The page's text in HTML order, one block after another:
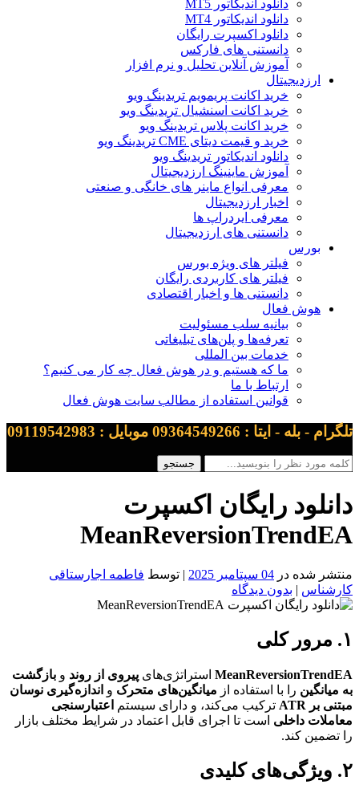
دانلود اندیکاتور MT5
دانلود اندیکاتور MT4
دانلود اکسپرت رایگان
دانستنی های فارکس
آموزش آنلاین تحلیل و نرم افزار
ارزدیجیتال
خرید اکانت پریمویم تریدینگ ویو
خرید اکانت اسنشیال تریدینگ ویو
خرید اکانت پلاس تریدینگ ویو
خرید و قیمت دیتای CME تریدینگ ویو
دانلود اندیکاتور تریدینگ ویو
آموزش ماینینگ ارزدیجیتال
معرفی انواع ماینر های خانگی و صنعتی
اخبار ارزدیجیتال
معرفی ایردراپ ها
دانستنی های ارزدیجیتال
بورس
فیلتر های ویژه بورس
فیلتر های کاربردی رایگان
دانستنی ها و اخبار اقتصادی
هوش فعال
بیانیه سلب مسئولیت
تعرفه‌ها و پلن‌های تبلیغاتی
خدمات بین المللی
ما که هستیم و در هوش فعال چه کار می کنیم؟
ارتباط با ما
قوانین استفاده از مطالب سایت هوش فعال
تلگرام - بله - ایتا : 09364549266 موبایل : 09119542983
دانلود رایگان اکسپرت
MeanReversionTrendEA
منتشر شده در 04 سپتامبر 2025 | توسط فاطمه اجارستاقی
کارشناس | بدون دیدگاه
۱. مرور کلی
MeanReversionTrendEA استراتژی‌های پیروی از روند و بازگشت
به میانگین را با استفاده از میانگین‌های متحرک و اندازه‌گیری نوسان
مبتنی بر ATR
ترکیب می‌کند، و دارای سیستم
اعتبارسنجی
معاملات داخلی است تا اجرای قابل اعتماد در شرایط مختلف بازار
را تضمین کند.
۲. ویژگی‌های کلیدی